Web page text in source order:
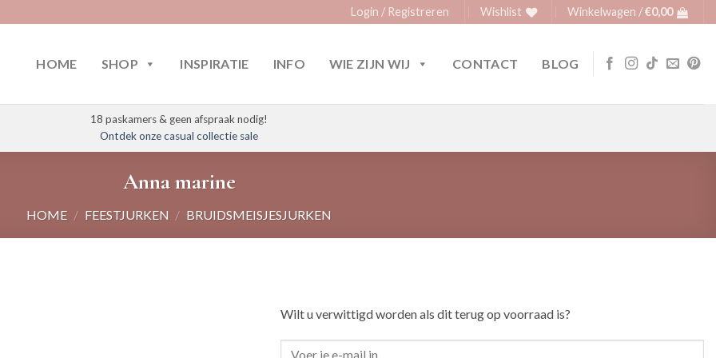
Login / Registreren Wishlist Winkelwagen /€0,00
HOME SHOP INSPIRATIE INFO WIE ZIJN WIJ CONTACT BLOG
18 paskamers & geen afspraak nodig!
Ontdek onze casual collectie sale
Anna marine
HOME / FEESTJURKEN / BRUIDSMEISJESJURKEN
Wilt u verwittigd worden als dit terug op voorraad is?